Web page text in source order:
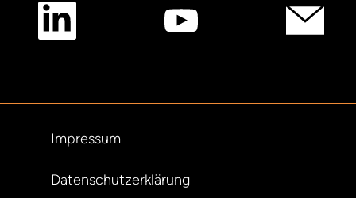
Impressum
Datenschutzerklärung